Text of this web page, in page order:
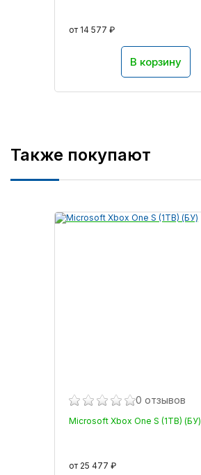
от 14 577 ₽
В корзину
Также покупают
0 отзывов
Microsoft Xbox One S (1TB) (БУ)
от 25 477 ₽